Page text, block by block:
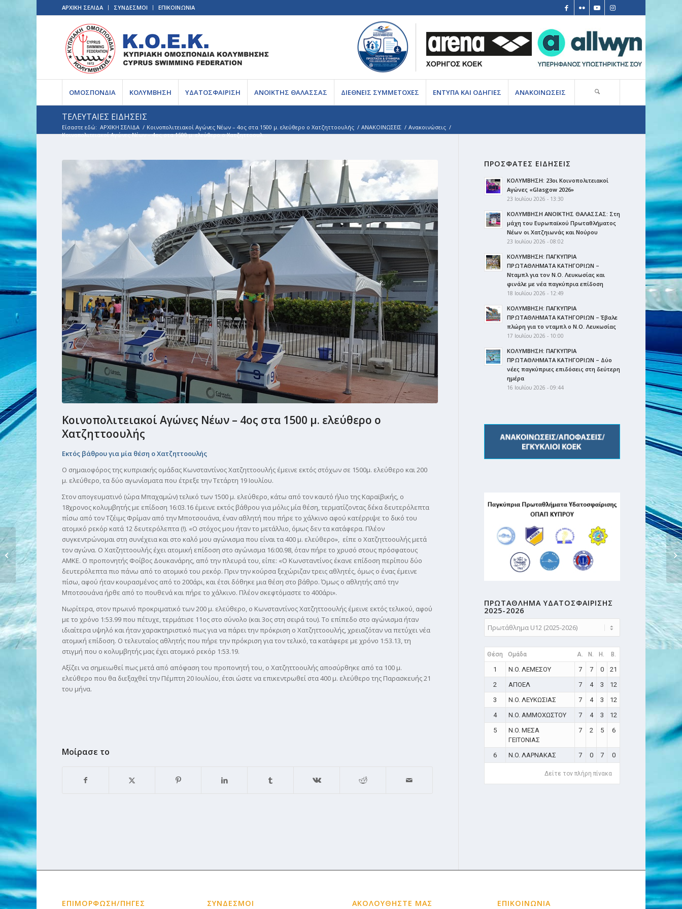
ΑΡΧΙΚΗ ΣΕΛΙΔΑ ΣΥΝΔΕΣΜΟΙ ΕΠΙΚΟΙΝΩΝΙΑ
ΟΜΟΣΠΟΝΔΙΑ ΚΟΛΥΜΒΗΣΗ ΥΔΑΤΟΣΦΑΙΡΙΣΗ ΑΝΟΙΚΤΗΣ ΘΑΛΑΣΣΑΣ ΔΙΕΘΝΕΙΣ ΣΥΜΜΕΤΟΧΕΣ ΕΝΤΥΠΑ ΚΑΙ ΟΔΗΓΙΕΣ ΑΝΑΚΟΙΝΩΣΕΙΣ
ΤΕΛΕΥΤΑΙΕΣ ΕΙΔΗΣΕΙΣ
Είσαστε εδώ: ΑΡΧΙΚΗ ΣΕΛΙΔΑ / Κοινοπολιτειακοί Αγώνες Νέων – 4ος στα 1500 μ. ελεύθερο ο Χατζηττοουλής / ΑΝΑΚΟΙΝΩΣΕΙΣ / Ανακοινώσεις /
Κοινοπολιτειακοί Αγώνες Νέων – 4ος στα 1500 μ. ελεύθερο ο Χατζηττοουλ...
Κοινοπολιτειακοί Αγώνες Νέων – 4ος στα 1500 μ. ελεύθερο ο
Χατζηττοουλής
Εκτός βάθρου για μία θέση ο Χατζηττοουλής
Ο σημαιοφόρος της κυπριακής ομάδας Κωνσταντίνος Χατζηττοουλής έμεινε εκτός στόχων σε 1500μ. ελεύθερο και 200
μ. ελεύθερο, τα δύο αγωνίσματα που έτρεξε την Τετάρτη 19 Ιουλίου.
Στον απογευματινό (ώρα Μπαχαμών) τελικό των 1500 μ. ελεύθερο, κάτω από τον καυτό ήλιο της Καραϊβικής, ο
18χρονος κολυμβητής με επίδοση 16:03.16 έμεινε εκτός βάθρου για μόλις μία θέση, τερματίζοντας δέκα δευτερόλεπτα
πίσω από τον Τζέιμς Φρίμαν από την Μποτσουάνα, έναν αθλητή που πήρε το χάλκινο αφού κατέρριψε το δικό του
ατομικό ρεκόρ κατά 12 δευτερόλεπτα (!). «Ο στόχος μου ήταν το μετάλλιο, όμως δεν τα κατάφερα. Πλέον
συγκεντρώνομαι στη συνέχεια και στο καλό μου αγώνισμα που είναι τα 400 μ. ελεύθερο», είπε ο Χατζηττοουλής μετά
τον αγώνα. Ο Χατζηττοουλής έχει ατομική επίδοση στο αγώνισμα 16:00.98, όταν πήρε το χρυσό στους πρόσφατους
ΑΜΚΕ. Ο προπονητής Φοίβος Δουκανάρης, από την πλευρά του, είπε: «Ο Κωνσταντίνος έκανε επίδοση περίπου δύο
δευτερόλεπτα πιο πάνω από το ατομικό του ρεκόρ. Πριν την κούρσα ξεχώριζαν τρεις αθλητές, όμως ο ένας έμεινε
πίσω, αφού ήταν κουρασμένος από το 200άρι, και έτσι δόθηκε μια θέση στο βάθρο. Όμως ο αθλητής από την
Μποτσουάνα ήρθε από το πουθενά και πήρε το χάλκινο. Πλέον σκεφτόμαστε το 400άρι».
Νωρίτερα, στον πρωινό προκριματικό των 200 μ. ελεύθερο, ο Κωνσταντίνος Χατζηττοουλής έμεινε εκτός τελικού, αφού
με το χρόνο 1:53.99 που πέτυχε, τερμάτισε 11ος στο σύνολο (και 3ος στη σειρά του). Το επίπεδο στο αγώνισμα ήταν
ιδιαίτερα υψηλό και ήταν χαρακτηριστικό πως για να πάρει την πρόκριση ο Χατζηττοουλής, χρειαζόταν να πετύχει νέα
ατομική επίδοση. Ο τελευταίος αθλητής που πήρε την πρόκριση για τον τελικό, τα κατάφερε με χρόνο 1:53.13, τη
στιγμή που ο κολυμβητής μας έχει ατομικό ρεκόρ 1:53.19.
Αξίζει να σημειωθεί πως μετά από απόφαση του προπονητή του, ο Χατζηττοουλής αποσύρθηκε από τα 100 μ.
ελεύθερο που θα διεξαχθεί την Πέμπτη 20 Ιουλίου, έτσι ώστε να επικεντρωθεί στα 400 μ. ελεύθερο της Παρασκευής 21
του μήνα.
Μοίρασε το
ΠΡΟΣΦΑΤΕΣ ΕΙΔΗΣΕΙΣ
ΚΟΛΥΜΒΗΣΗ: 23οι Κοινοπολιτειακοί
Αγώνες «Glasgow 2026»
23 Ιουλίου 2026 - 13:30
ΚΟΛΥΜΒΗΣΗ ΑΝΟΙΚΤΗΣ ΘΑΛΑΣΣΑΣ: Στη
μάχη του Ευρωπαϊκού Πρωταθλήματος
Νέων οι Χατζηιωνάς και Νούρου
23 Ιουλίου 2026 - 08:02
ΚΟΛΥΜΒΗΣΗ: ΠΑΓΚΥΠΡΙΑ
ΠΡΩΤΑΘΛΗΜΑΤΑ ΚΑΤΗΓΟΡΙΩΝ –
Νταμπλ για τον Ν.Ο. Λευκωσίας και
φινάλε με νέα παγκύπρια επίδοση
18 Ιουλίου 2026 - 12:49
ΚΟΛΥΜΒΗΣΗ: ΠΑΓΚΥΠΡΙΑ
ΠΡΩΤΑΘΛΗΜΑΤΑ ΚΑΤΗΓΟΡΙΩΝ – Έβαλε
πλώρη για το νταμπλ ο Ν.Ο. Λευκωσίας
17 Ιουλίου 2026 - 10:00
ΚΟΛΥΜΒΗΣΗ: ΠΑΓΚΥΠΡΙΑ
ΠΡΩΤΑΘΛΗΜΑΤΑ ΚΑΤΗΓΟΡΙΩΝ – Δύο
νέες παγκύπριες επιδόσεις στη δεύτερη
ημέρα
16 Ιουλίου 2026 - 09:44
ΠΡΩΤΑΘΛΗMA ΥΔΑΤΟΣΦΑΙΡΙΣΗΣ
2025-2026
Θέση Ομάδα A. N. H. B.
1 N.O. ΛΕΜΕΣΟΥ 7 7 0
21
2
ΑΠΟΕΛ 7 4 3
12
3
N.O. ΛΕΥΚΩΣΙΑΣ 7 4 3
12
4
N.O. ΑΜΜΟΧΩΣΤΟΥ 7 4 3
12
5
N.O. ΜΕΣΑ
ΓΕΙΤΟΝΙΑΣ
7 2 5 6
6 N.O. ΛΑΡΝΑΚΑΣ 7 0 7 0
Δείτε τον πλήρη πίνακα
ΕΠΙΜΟΡΦΩΣΗ/ΠΗΓΕΣ ΣΥΝΔΕΣΜΟΙ ΑΚΟΛΟΥΘΗΣΤΕ ΜΑΣ ΕΠΙΚΟΙΝΩΝΙΑ
«Φουλ» πρόγραμμα
την Πέμπτη 20 Ιουλίου
στους...